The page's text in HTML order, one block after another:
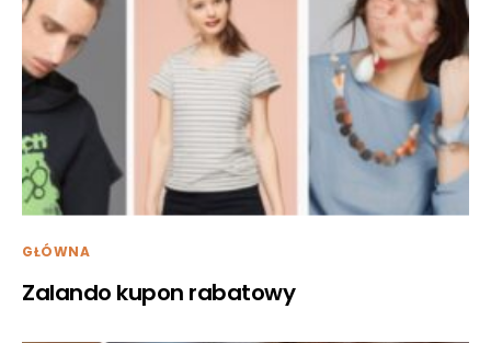
GŁÓWNA
Zalando kupon rabatowy